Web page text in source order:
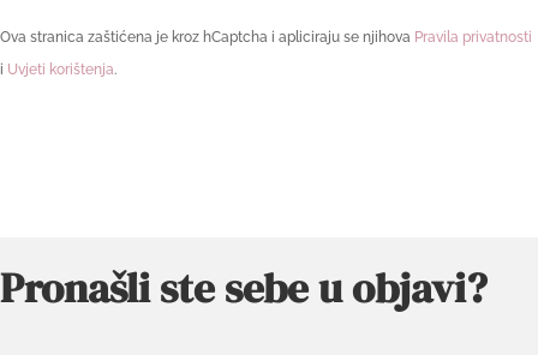
Ova stranica zaštićena je kroz hCaptcha i apliciraju se njihova Pravila privatnosti
i Uvjeti korištenja.
Pronašli ste sebe u objavi?